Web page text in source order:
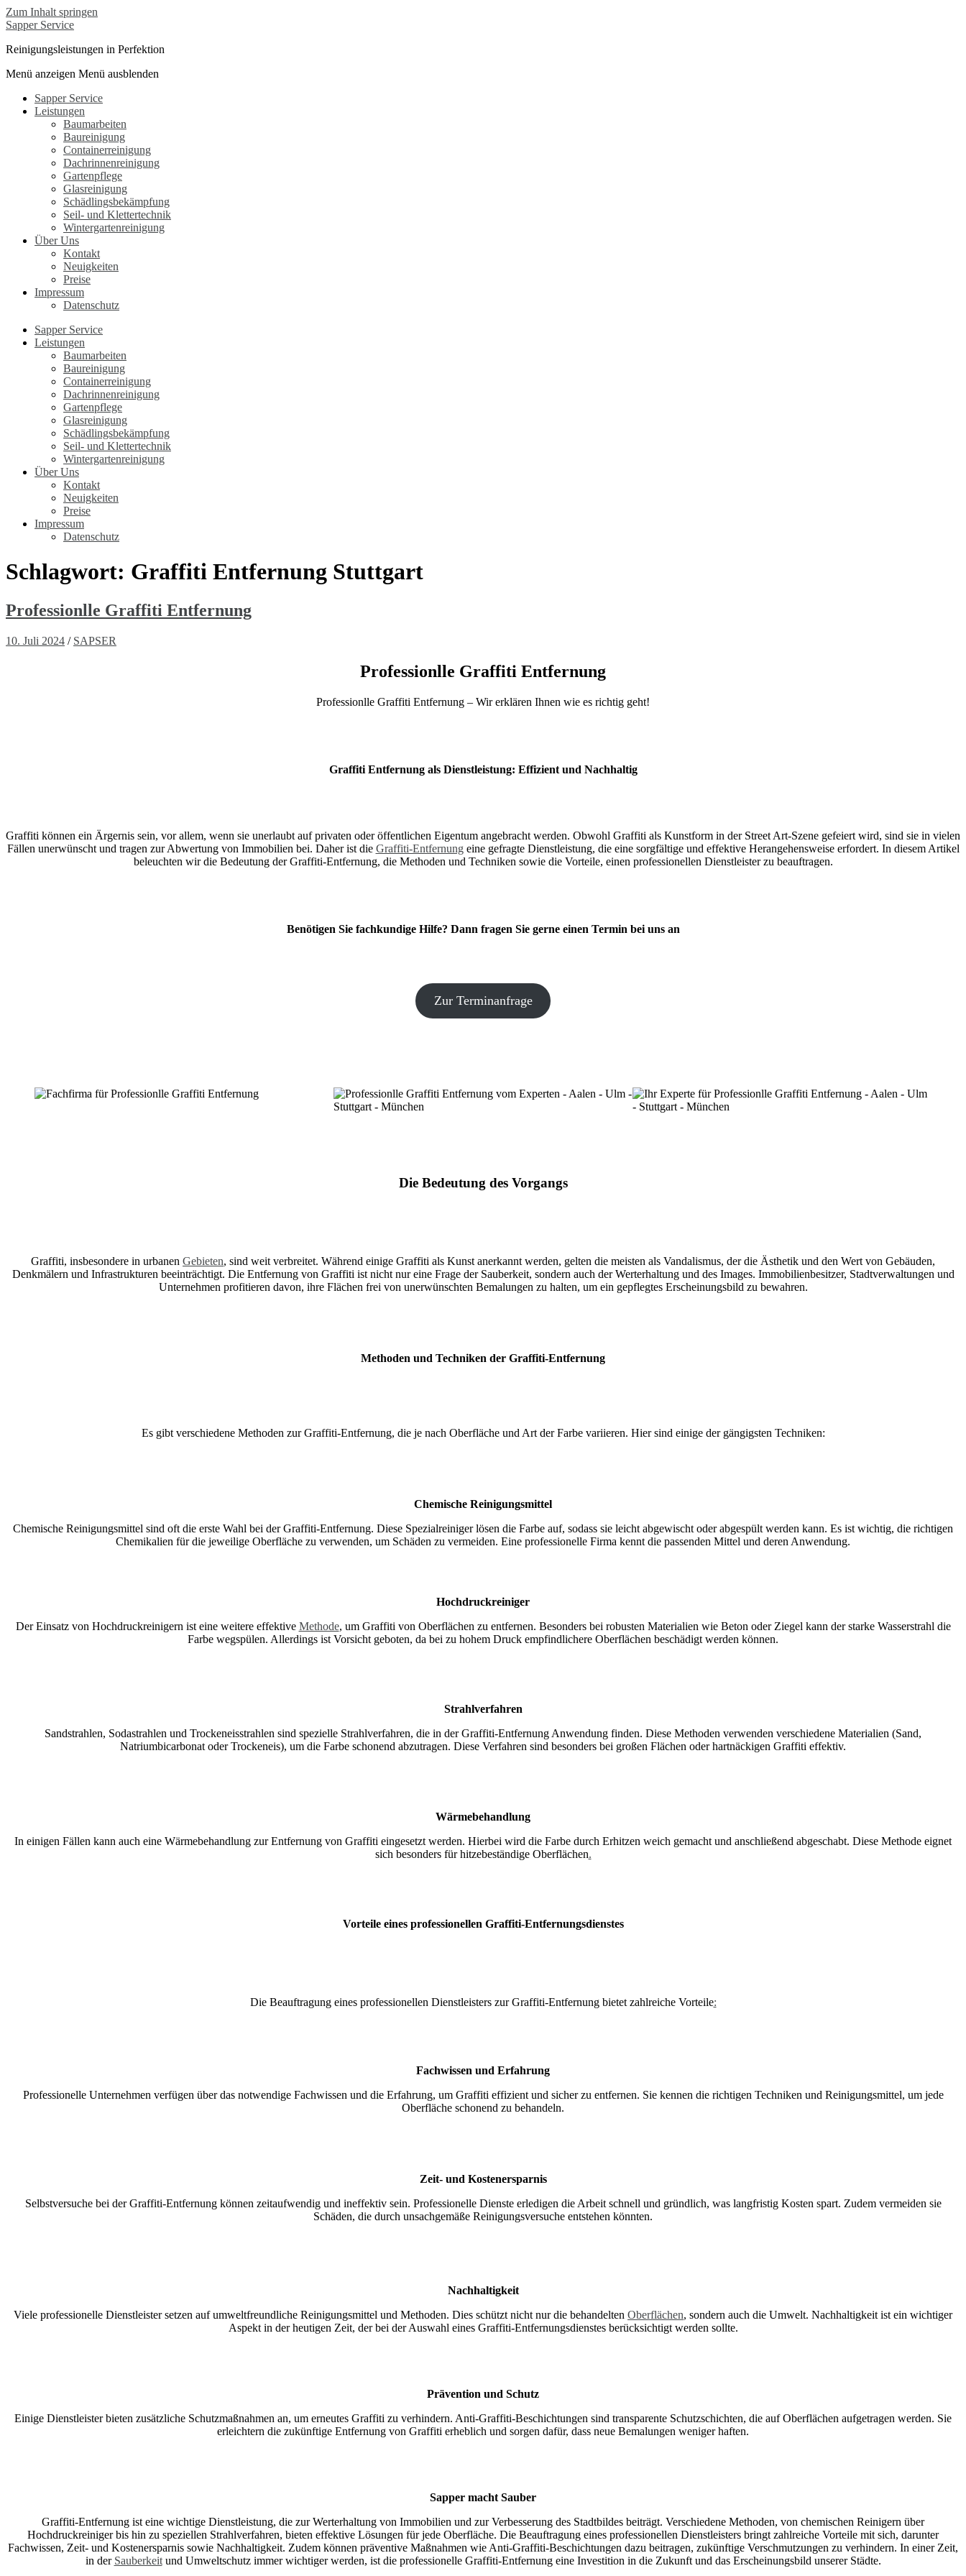
Zum Inhalt springen
Sapper Service
Reinigungsleistungen in Perfektion
Menü anzeigen Menü ausblenden
Sapper Service
Leistungen
Baumarbeiten
Baureinigung
Containerreinigung
Dachrinnenreinigung
Gartenpflege
Glasreinigung
Schädlingsbekämpfung
Seil- und Klettertechnik
Wintergartenreinigung
Über Uns
Kontakt
Neuigkeiten
Preise
Impressum
Datenschutz
Sapper Service
Leistungen
Baumarbeiten
Baureinigung
Containerreinigung
Dachrinnenreinigung
Gartenpflege
Glasreinigung
Schädlingsbekämpfung
Seil- und Klettertechnik
Wintergartenreinigung
Über Uns
Kontakt
Neuigkeiten
Preise
Impressum
Datenschutz
Schlagwort: Graffiti Entfernung Stuttgart
Professionlle Graffiti Entfernung
10. Juli 2024 / SAPSER
Professionlle Graffiti Entfernung
Professionlle Graffiti Entfernung – Wir erklären Ihnen wie es richtig geht!
Graffiti Entfernung als Dienstleistung: Effizient und Nachhaltig
Graffiti können ein Ärgernis sein, vor allem, wenn sie unerlaubt auf privaten oder öffentlichen Eigentum angebracht werden. Obwohl Graffiti als Kunstform in der Street Art-Szene gefeiert wird, sind sie in vielen
Fällen unerwünscht und tragen zur Abwertung von Immobilien bei. Daher ist die Graffiti-Entfernungeine gefragte Dienstleistung, die eine sorgfältige und effektive Herangehensweise erfordert. In diesem Artikel
beleuchten wir die Bedeutung der Graffiti-Entfernung, die Methoden und Techniken sowie die Vorteile, einen professionellen Dienstleister zu beauftragen.
Benötigen Sie fachkundige Hilfe? Dann fragen Sie gerne einen Termin bei uns an
Zur Terminanfrage
Die Bedeutung des Vorgangs
Graffiti, insbesondere in urbanen Gebieten, sind weit verbreitet. Während einige Graffiti als Kunst anerkannt werden, gelten die meisten als Vandalismus, der die Ästhetik und den Wert von Gebäuden,
Denkmälern und Infrastrukturen beeinträchtigt. Die Entfernung von Graffiti ist nicht nur eine Frage der Sauberkeit, sondern auch der Werterhaltung und des Images. Immobilienbesitzer, Stadtverwaltungen und
Unternehmen profitieren davon, ihre Flächen frei von unerwünschten Bemalungen zu halten, um ein gepflegtes Erscheinungsbild zu bewahren.
Methoden und Techniken der Graffiti-Entfernung
Es gibt verschiedene Methoden zur Graffiti-Entfernung, die je nach Oberfläche und Art der Farbe variieren. Hier sind einige der gängigsten Techniken:
Chemische Reinigungsmittel
Chemische Reinigungsmittel sind oft die erste Wahl bei der Graffiti-Entfernung. Diese Spezialreiniger lösen die Farbe auf, sodass sie leicht abgewischt oder abgespült werden kann. Es ist wichtig, die richtigen
Chemikalien für die jeweilige Oberfläche zu verwenden, um Schäden zu vermeiden. Eine professionelle Firma kennt die passenden Mittel und deren Anwendung.
Hochdruckreiniger
Der Einsatz von Hochdruckreinigern ist eine weitere effektive Methode, um Graffiti von Oberflächen zu entfernen. Besonders bei robusten Materialien wie Beton oder Ziegel kann der starke Wasserstrahl die
Farbe wegspülen. Allerdings ist Vorsicht geboten, da bei zu hohem Druck empfindlichere Oberflächen beschädigt werden können.
Strahlverfahren
Sandstrahlen, Sodastrahlen und Trockeneisstrahlen sind spezielle Strahlverfahren, die in der Graffiti-Entfernung Anwendung finden. Diese Methoden verwenden verschiedene Materialien (Sand,
Natriumbicarbonat oder Trockeneis), um die Farbe schonend abzutragen. Diese Verfahren sind besonders bei großen Flächen oder hartnäckigen Graffiti effektiv.
Wärmebehandlung
In einigen Fällen kann auch eine Wärmebehandlung zur Entfernung von Graffiti eingesetzt werden. Hierbei wird die Farbe durch Erhitzen weich gemacht und anschließend abgeschabt. Diese Methode eignet
sich besonders für hitzebeständige Oberflächen.
Vorteile eines professionellen Graffiti-Entfernungsdienstes
Die Beauftragung eines professionellen Dienstleisters zur Graffiti-Entfernung bietet zahlreiche Vorteile:
Fachwissen und Erfahrung
Professionelle Unternehmen verfügen über das notwendige Fachwissen und die Erfahrung, um Graffiti effizient und sicher zu entfernen. Sie kennen die richtigen Techniken und Reinigungsmittel, um jede
Oberfläche schonend zu behandeln.
Zeit- und Kostenersparnis
Selbstversuche bei der Graffiti-Entfernung können zeitaufwendig und ineffektiv sein. Professionelle Dienste erledigen die Arbeit schnell und gründlich, was langfristig Kosten spart. Zudem vermeiden sie
Schäden, die durch unsachgemäße Reinigungsversuche entstehen könnten.
Nachhaltigkeit
Viele professionelle Dienstleister setzen auf umweltfreundliche Reinigungsmittel und Methoden. Dies schützt nicht nur die behandelten Oberflächen, sondern auch die Umwelt. Nachhaltigkeit ist ein wichtiger
Aspekt in der heutigen Zeit, der bei der Auswahl eines Graffiti-Entfernungsdienstes berücksichtigt werden sollte.
Prävention und Schutz
Einige Dienstleister bieten zusätzliche Schutzmaßnahmen an, um erneutes Graffiti zu verhindern. Anti-Graffiti-Beschichtungen sind transparente Schutzschichten, die auf Oberflächen aufgetragen werden. Sie
erleichtern die zukünftige Entfernung von Graffiti erheblich und sorgen dafür, dass neue Bemalungen weniger haften.
Sapper macht Sauber
Graffiti-Entfernung ist eine wichtige Dienstleistung, die zur Werterhaltung von Immobilien und zur Verbesserung des Stadtbildes beiträgt. Verschiedene Methoden, von chemischen Reinigern über
Hochdruckreiniger bis hin zu speziellen Strahlverfahren, bieten effektive Lösungen für jede Oberfläche. Die Beauftragung eines professionellen Dienstleisters bringt zahlreiche Vorteile mit sich, darunter
Fachwissen, Zeit- und Kostenersparnis sowie Nachhaltigkeit. Zudem können präventive Maßnahmen wie Anti-Graffiti-Beschichtungen dazu beitragen, zukünftige Verschmutzungen zu verhindern. In einer Zeit,
in der Sauberkeitund Umweltschutz immer wichtiger werden, ist die professionelle Graffiti-Entfernung eine Investition in die Zukunft und das Erscheinungsbild unserer Städte.